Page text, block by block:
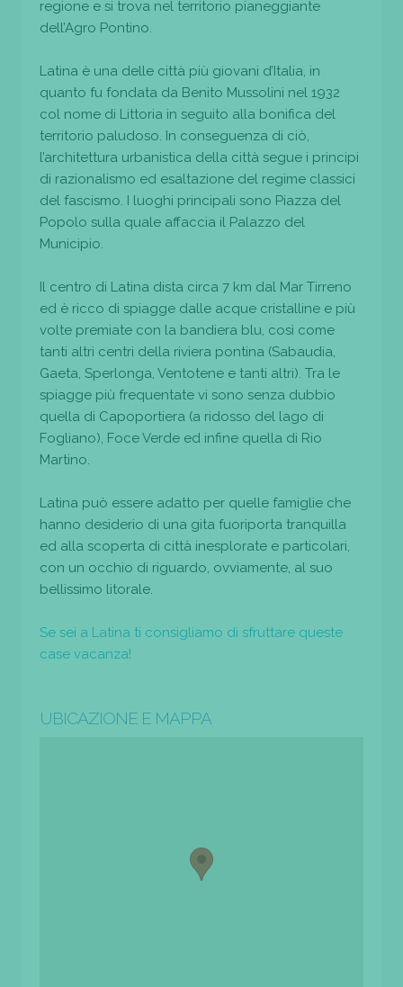
regione e si trova nel territorio pianeggiante
dell’Agro Pontino.
Latina è una delle città più giovani d’Italia, in
quanto fu fondata da Benito Mussolini nel 1932
col nome di Littoria in seguito alla bonifica del
territorio paludoso. In conseguenza di ciò,
l’architettura urbanistica della città segue i principi
di razionalismo ed esaltazione del regime classici
del fascismo. I luoghi principali sono Piazza del
Popolo sulla quale affaccia il Palazzo del
Municipio.
Il centro di Latina dista circa 7 km dal Mar Tirreno
ed è ricco di spiagge dalle acque cristalline e più
volte premiate con la bandiera blu, così come
tanti altri centri della riviera pontina (Sabaudia,
Gaeta, Sperlonga, Ventotene e tanti altri). Tra le
spiagge più frequentate vi sono senza dubbio
quella di Capoportiera (a ridosso del lago di
Fogliano), Foce Verde ed infine quella di Rio
Martino.
Latina può essere adatto per quelle famiglie che
hanno desiderio di una gita fuoriporta tranquilla
ed alla scoperta di città inesplorate e particolari,
con un occhio di riguardo, ovviamente, al suo
bellissimo litorale.
Se sei a Latina ti consigliamo di sfruttare queste
case vacanza!
UBICAZIONE E MAPPA